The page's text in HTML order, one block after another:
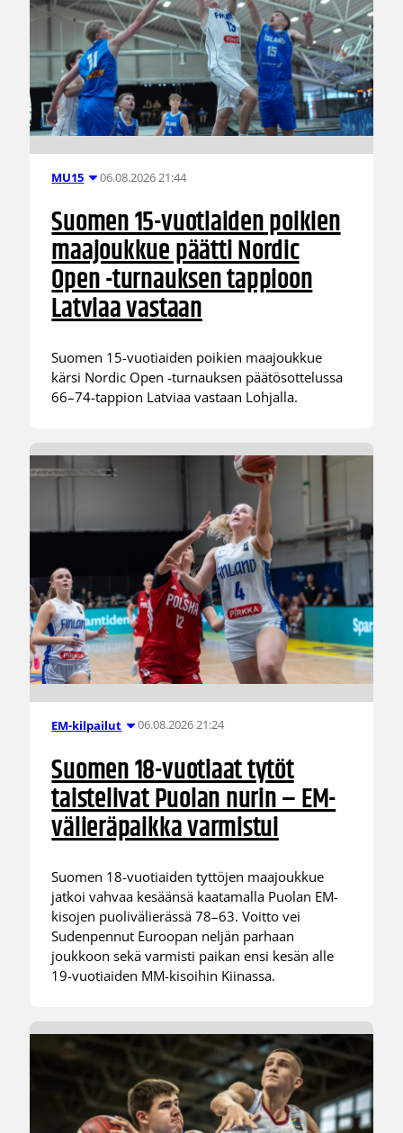
MU15 06.08.2026 21:44
Suomen 15-vuotiaiden poikien
maajoukkue päätti Nordic
Open -turnauksen tappioon
Latviaa vastaan
Suomen 15-vuotiaiden poikien maajoukkue
kärsi Nordic Open -turnauksen päätösottelussa
66–74-tappion Latviaa vastaan Lohjalla.
EM-kilpailut 06.08.2026 21:24
Suomen 18-vuotiaat tytöt
taistelivat Puolan nurin – EM-
välieräpaikka varmistui
Suomen 18-vuotiaiden tyttöjen maajoukkue
jatkoi vahvaa kesäänsä kaatamalla Puolan EM-
kisojen puolivälierässä 78–63. Voitto vei
Sudenpennut Euroopan neljän parhaan
joukkoon sekä varmisti paikan ensi kesän alle
19-vuotiaiden MM-kisoihin Kiinassa.